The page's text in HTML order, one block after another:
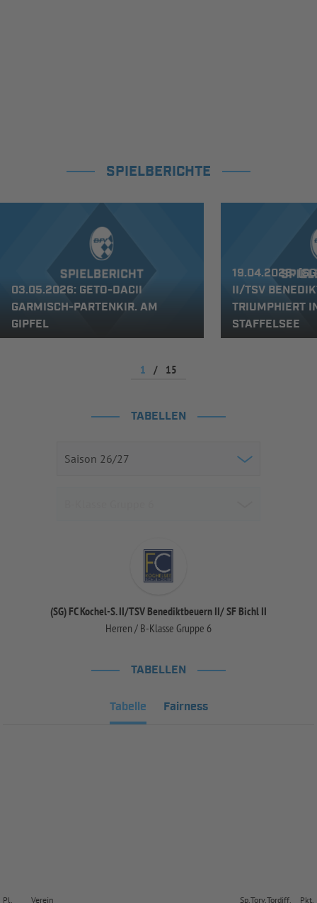
SPIELBERICHTE
03.05.2026: GETO-DACII
GARMISCH-PARTENKIR. AM
GIPFEL
19.04.2026:
II/TSV
TRIUMPHIERT
STAFFELSEE
1 / 15
TABELLEN
(SG) FC Kochel-S. II/TSV Benediktbeuern II/ SF Bichl II
Herren / B-Klasse Gruppe 6
TABELLEN
Tabelle Fairness
Pl. Verein Sp.Torv.Tordiff. Pkt.